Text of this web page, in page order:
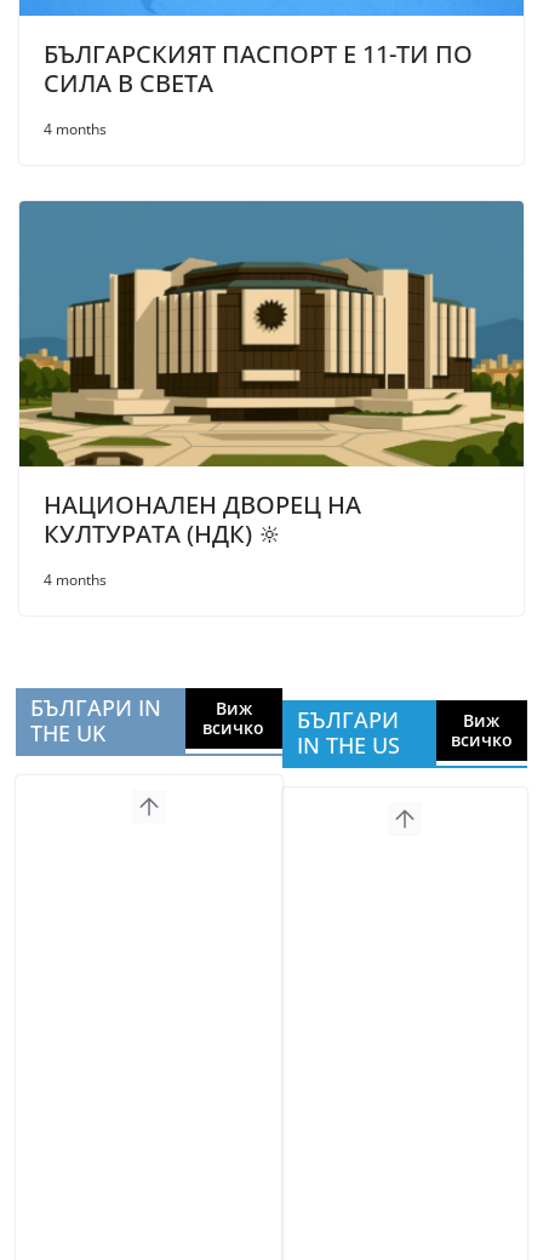
БЪЛГАРСКИЯТ ПАСПОРТ Е 11-ТИ ПО
СИЛА В СВЕТА
4 months
НАЦИОНАЛЕН ДВОРЕЦ НА
КУЛТУРАТА (НДК) 🔆
4 months
БЪЛГАРИ IN
THE UK
Виж
всичко
БЪЛГАРИ
IN THE US
Виж
всичко